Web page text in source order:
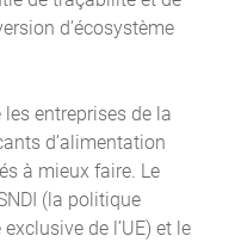
d’écosystème
entreprises de la
d’alimentation
à mieux faire. Le
(la politique
de l’UE) et le